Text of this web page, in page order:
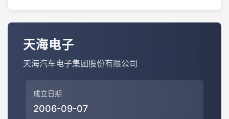
天海电子
天海汽车电子集团股份有限公司
成立日期
2006-09-07